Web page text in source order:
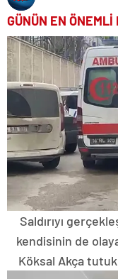
GÜNÜN EN
Saldırıyı
kendisinin de
Köksal Akça